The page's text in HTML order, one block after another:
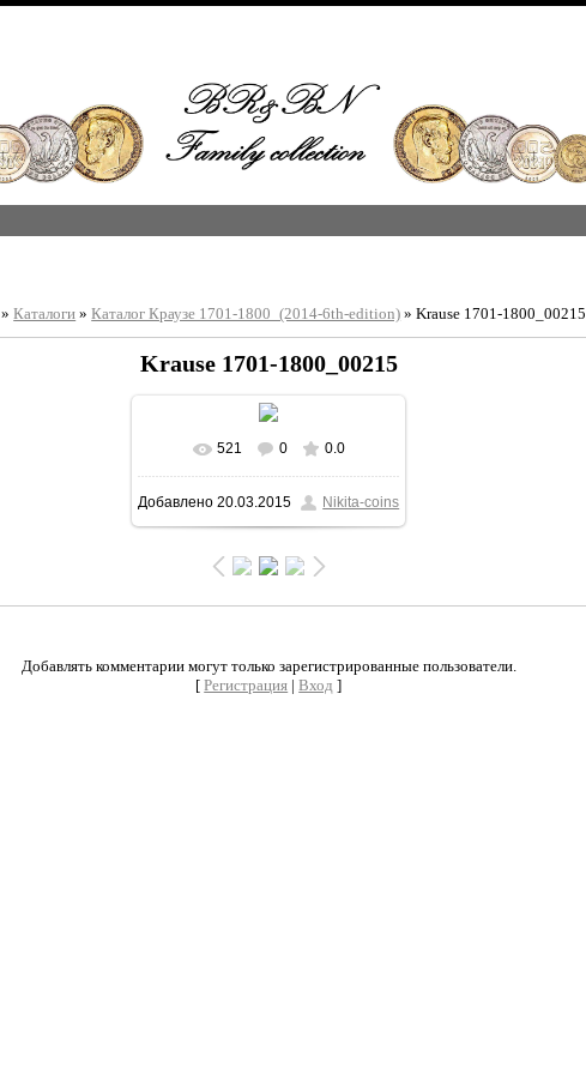
»Каталоги »Каталог Краузе 1701-1800_(2014-6th-edition) » Krause 1701-1800_00215
Krause 1701-1800_00215
В реальном размере
1213x1600/ 403.6Kb
521 0 0.0
Добавлено 20.03.2015 Nikita-coins
Добавлять комментарии могут только зарегистрированные пользователи.
[Регистрация |Вход ]